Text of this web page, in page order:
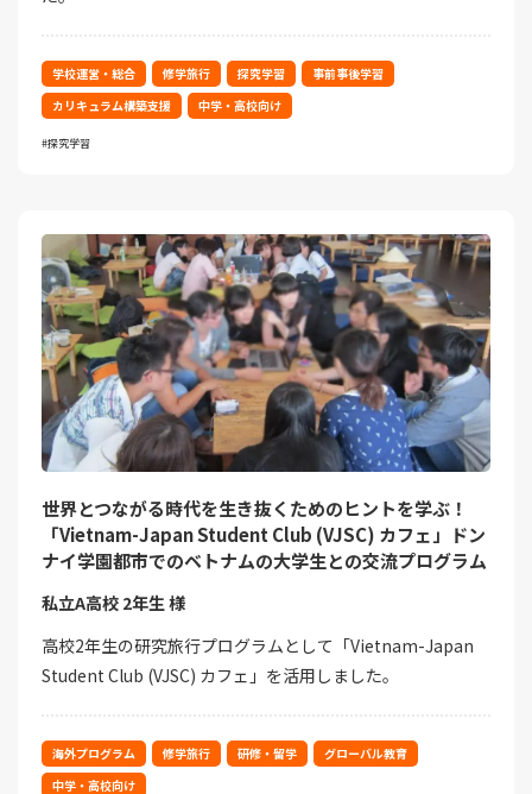
学校運営・総合 修学旅行 探究学習
事前事後学習
カリキュラム構築支援
中学・高校向け
探究学習
世界とつながる時代を生き抜くためのヒントを学ぶ！
「Vietnam-Japan Student Club (VJSC) カフェ」ドン
ナイ学園都市でのベトナムの大学生との交流プログラム
私立A高校 2年生 様
高校2年生の研究旅行プログラムとして「Vietnam-Japan
Student Club (VJSC) カフェ」を活用しました。
海外プログラム 修学旅行 研修・留学
グローバル教育
中学・高校向け